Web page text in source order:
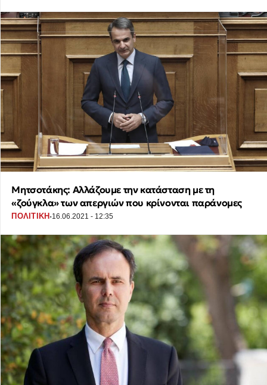
Μητσοτάκης: Αλλάζουμε την κατάσταση με τη
«ζούγκλα» των απεργιών που κρίνονται παράνομες
ΠΟΛΙΤΙΚΗ ·16.06.2021 - 12:35